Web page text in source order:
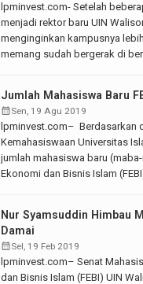
lpminvest.com- Setelah
menjadi rektor baru UIN
menginginkan kampusnya
memang sudah bergerak di
menginternasional,” ucap
kru lpminvest.com. Selasa,
[…]
Jumlah Mahasiswa Baru
calendar_monthSen, 19 Agu 2019
lpminvest.com– Berdasarkan
Kemahasiswaan Universitas
jumlah mahasiswa baru
Ekonomi dan Bisnis Islam
maba 2019 berdasarkan
Jumlah […]
Nur Syamsuddin Himbau
Damai
calendar_monthSel, 19 Feb 2019
lpminvest.com– Senat
dan Bisnis Islam (FEBI) UIN